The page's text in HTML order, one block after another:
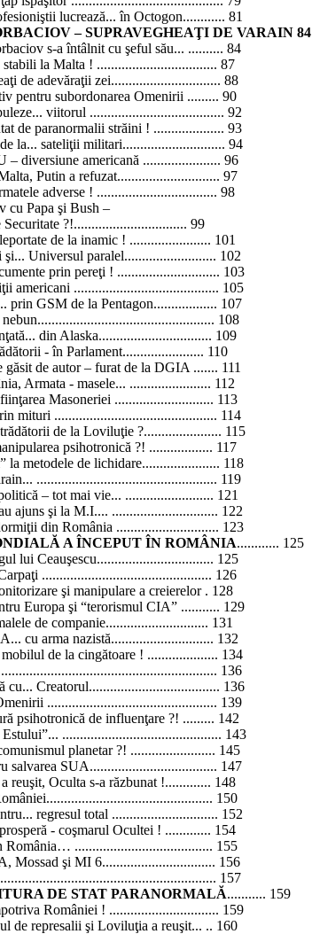
lucrează... în Octogon............ 81
– SUPRAVEGHEAŢI DE VARAIN 84
s-a întâlnit cu şeful său... .......... 84
stabili la Malta ! .................................. 87
de adevăraţii zei............................... 88
pentru subordonarea Omenirii ......... 90
viitorul ...................................... 92
de paranormalii străini ! .................... 93
la... sateliţii militari............................. 94
– diversiune americană ...................... 96
, Putin a refuzat............................. 97
adverse ! .................................. 98
cu Papa şi Bush –
Securitate ?!................................ 99
de la inamic ! ....................... 101
Universul paralel.......................... 102
prin pereţi ! ............................. 103
americani ......................................... 105
prin GSM de la Pentagon.................. 107
108
din Alaska................................ 109
- în Parlament....................... 110
de autor – furat de la DGIA ....... 111
Armata - masele... ....................... 112
Masoneriei ............................ 113
mituri .............................................. 114
trădătorii de la Loviluţie ?...................... 115
psihotronică ?! .................. 117
la metodele de lichidare...................... 118
................................................... 119
– tot mai vie... ......................... 121
ajuns şi la M.I.... .............................. 122
din România ............................. 123
A ÎNCEPUT ÎN ROMÂNIA............ 125
lui Ceauşescu................................. 125
................................................ 126
şi manipulare a creierelor . 128
Europa şi “terorismul CIA” ........... 129
de companie............................. 131
cu arma nazistă............................. 132
de la cingătoare ! .................... 134
136
cu... Creatorul..................................... 136
................................................ 139
psihotronică de influenţare ?! ......... 142
............................................. 143
planetar ?! ........................ 145
salvarea SUA.................................... 147
reuşit, Oculta s-a răzbunat !............. 148
150
regresul total .............................. 152
- coşmarul Ocultei ! ............. 154
România… ....................................... 155
Mossad şi MI 6................................ 156
157
DE STAT PARANORMALĂ........... 159
României ! ............................... 159
de represalii şi Loviluţia a reuşit... .. 160